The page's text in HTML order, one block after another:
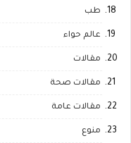
طب
عالم حواء
مقالات
مقالات صحة
مقالات عامة
منوع